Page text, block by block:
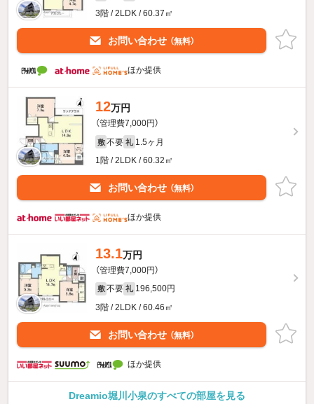
3階 / 2LDK / 60.37㎡
お問い合わせ （無料）
ほか提供
12万円
（管理費7,000円）
敷 不要 礼 1.5ヶ月
1階 / 2LDK / 60.32㎡
お問い合わせ （無料）
ほか提供
13.1万円
（管理費7,000円）
敷 不要 礼 196,500円
3階 / 2LDK / 60.46㎡
お問い合わせ （無料）
ほか提供
Dreamio堀川小泉のすべての部屋を見る